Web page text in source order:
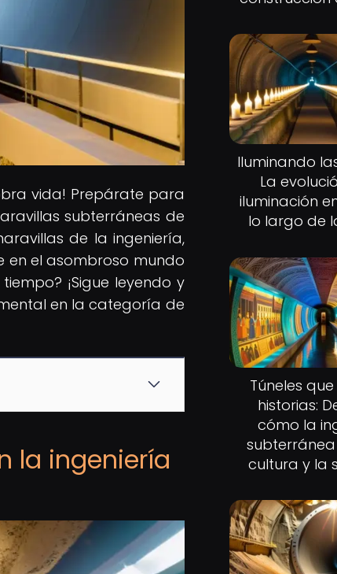
vida! Prepárate para
subterráneas de
de la ingeniería,
en el asombroso mundo
¡Sigue leyendo y
en la categoría de
la ingeniería
Iluminando
La
iluminación
lo largo de
Túneles
historias:
cómo la
cultura y la